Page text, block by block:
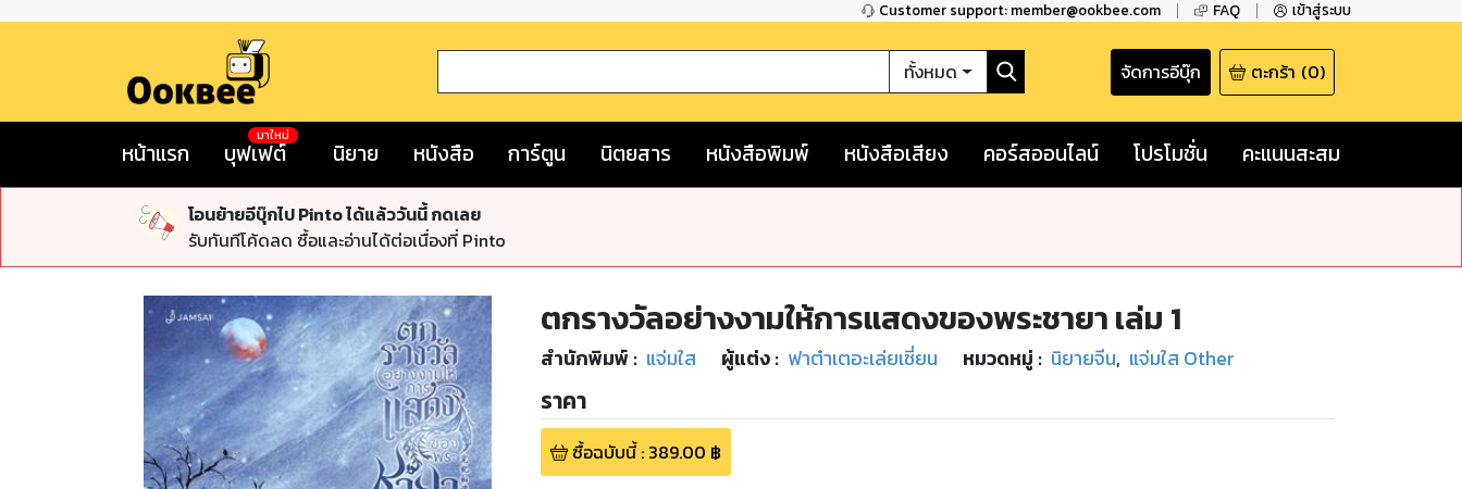
Customer support: member@ookbee.com FAQ เข้าสู่ระบบ
ทั้งหมด จัดการอีบุ๊ก ตะกร้า (0)
หน้าแรก บุฟเฟต์
มาใหม่
นิยาย หนังสือ การ์ตูน นิตยสาร หนังสือพิมพ์ หนังสือเสียง คอร์สออนไลน์ โปรโมชั่น คะแนนสะสม
โอนย้ายอีบุ๊กไป Pinto ได้แล้ววันนี้ กดเลย
รับทันทีโค้ดลด ซื้อและอ่านได้ต่อเนื่องที่ Pinto
ตกรางวัลอย่างงามให้การแสดงของพระชายา เล่ม 1
สำนักพิมพ์ : แจ่มใส ผู้แต่ง : ฟาต๋าเตอะเล่ยเซี่ยน หมวดหมู่ : นิยายจีน, แจ่มใส Other
ราคา
ซื้อฉบับนี้: 389.00 ฿